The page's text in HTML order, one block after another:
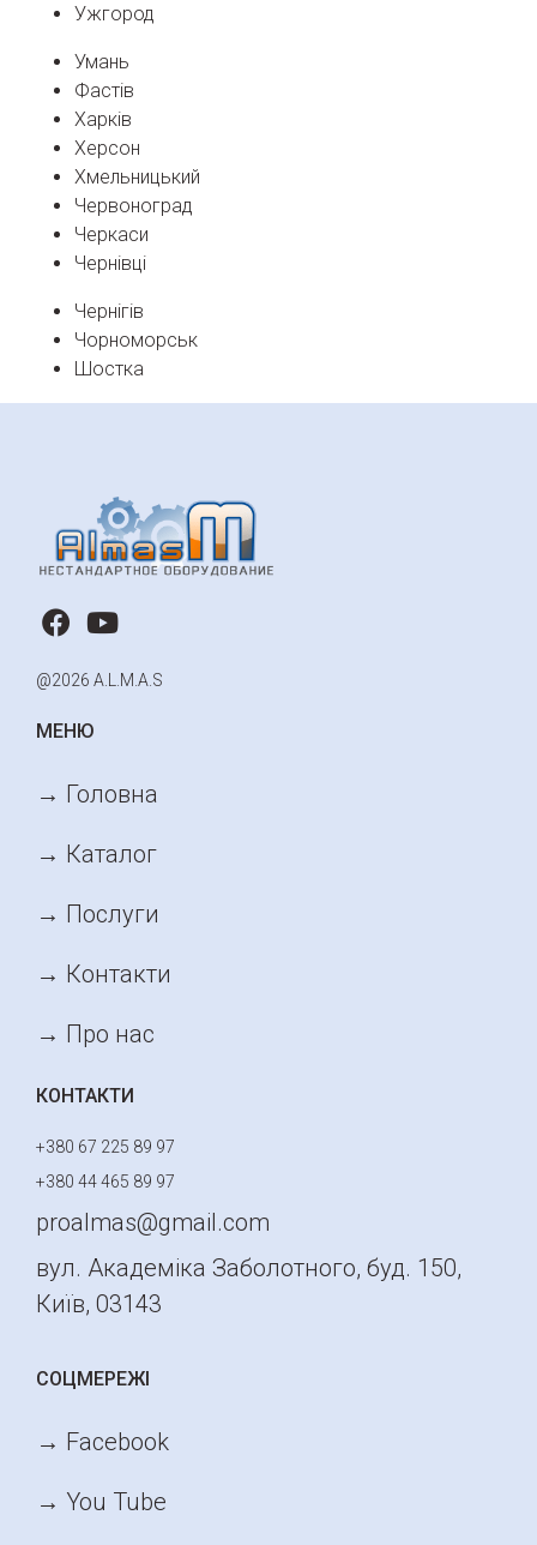
Ужгород
Умань
Фастів
Харків
Херсон
Хмельницький
Червоноград
Черкаси
Чернівці
Чернігів
Чорноморськ
Шостка
@2026 A.L.M.A.S
МЕНЮ
→ Головна
→ Каталог
→ Послуги
→ Контакти
→ Про нас
КОНТАКТИ
+380 67 225 89 97
+380 44 465 89 97
proalmas@gmail.com
вул. Академіка Заболотного, буд. 150,
Київ, 03143
СОЦМЕРЕЖІ
→ Facebook
→ You Tube